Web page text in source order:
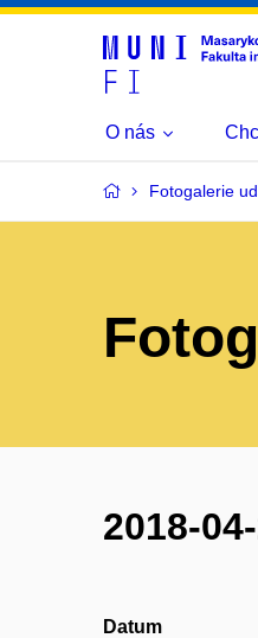
O nás
Fotogalerie
2018-
Datum